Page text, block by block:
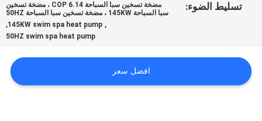
القضايا
تسليط الضوء:
مضخة تسخين سبا السباحة 6.14 COP ، مضخة تسخين
سبا السباحة 145KW ، مضخة تسخين سبا السباحة 50HZ
,
145KW swim spa heat pump
,
50HZ swim spa heat pump
افضل سعر